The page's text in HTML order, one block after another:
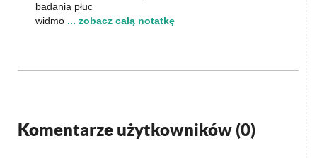
badania płuc
widmo ... zobacz całą notatkę
Komentarze użytkowników (0)